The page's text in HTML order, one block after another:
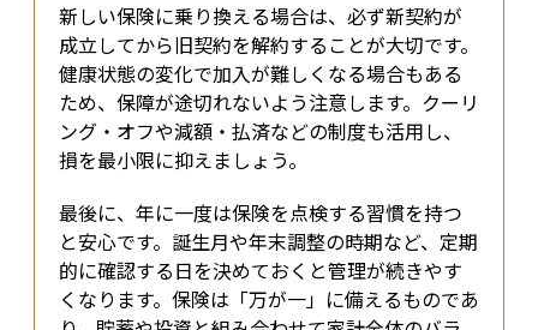
新しい保険に乗り換える場合は、必ず新契約が
成立してから旧契約を解約することが大切です。
健康状態の変化で加入が難しくなる場合もある
ため、保障が途切れないよう注意します。クーリ
ング・オフや減額・払済などの制度も活用し、
損を最小限に抑えましょう。
最後に、年に一度は保険を点検する習慣を持つ
と安心です。誕生月や年末調整の時期など、定期
的に確認する日を決めておくと管理が続きやす
くなります。保険は「万が一」に備えるものであ